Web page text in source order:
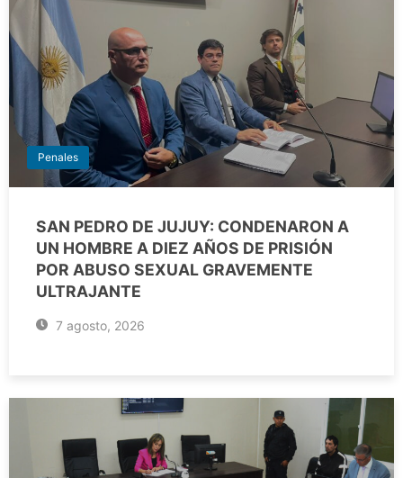
Penales
SAN PEDRO DE JUJUY: CONDENARON A
UN HOMBRE A DIEZ AÑOS DE PRISIÓN
POR ABUSO SEXUAL GRAVEMENTE
ULTRAJANTE
7 agosto, 2026